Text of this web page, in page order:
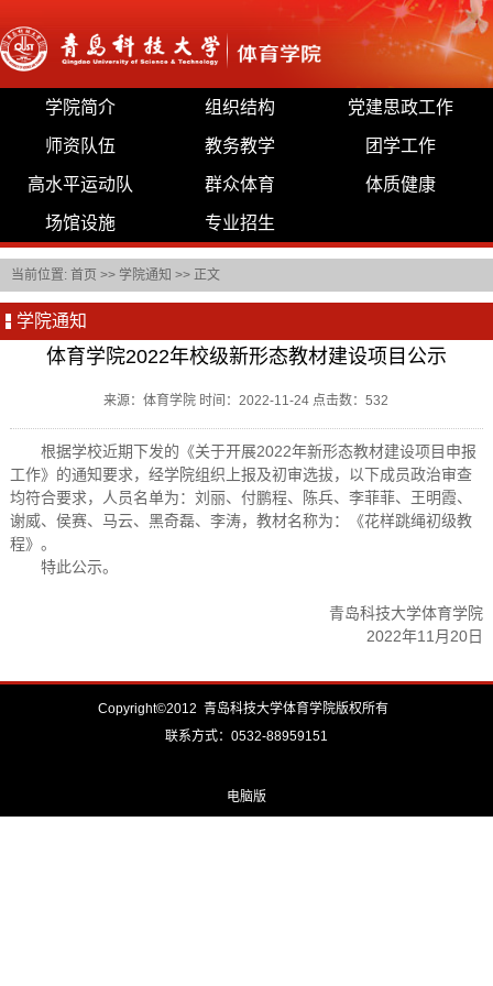
学院简介 组织结构 党建思政工作
师资队伍 教务教学 团学工作
高水平运动队 群众体育 体质健康
场馆设施 专业招生
当前位置: 首页 >> 学院通知 >> 正文
学院通知
体育学院2022年校级新形态教材建设项目公示
来源：体育学院 时间：2022-11-24 点击数：532
根据学校近期下发的《关于开展2022年新形态教材建设项目申报
工作》的通知要求，经学院组织上报及初审选拔，以下成员政治审查
均符合要求，人员名单为：刘丽、付鹏程、陈兵、李菲菲、王明霞、
谢威、侯赛、马云、黑奇磊、李涛，教材名称为：《花样跳绳初级教
程》。
特此公示。
青岛科技大学体育学院
2022年11月20日
Copyright©2012 青岛科技大学体育学院版权所有
联系方式：0532-88959151
电脑版